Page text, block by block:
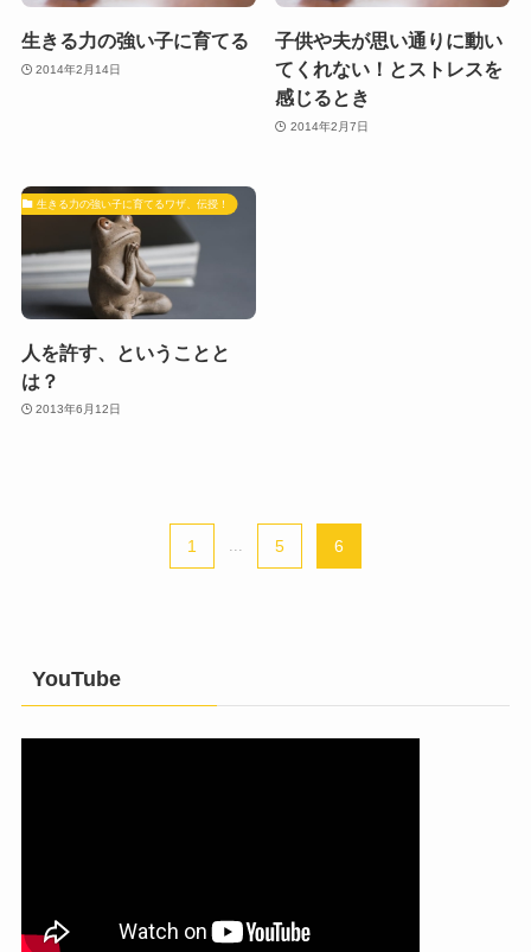
生きる力の強い子に育てる
2014年2月14日
子供や夫が思い通りに動い
てくれない！とストレスを
感じるとき
2014年2月7日
生きる力の強い子に育てるワザ、伝授！
人を許す、ということと
は？
2013年6月12日
1 5 6
YouTube